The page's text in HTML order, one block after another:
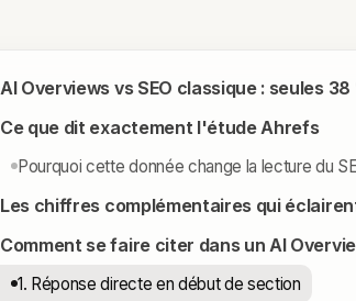
AI Overviews vs SEO classique : seules
Ce que dit exactement l'étude Ahrefs
Pourquoi cette donnée change la lecture du
Les chiffres complémentaires qui
Comment se faire citer dans un AI
1. Réponse directe en début de section